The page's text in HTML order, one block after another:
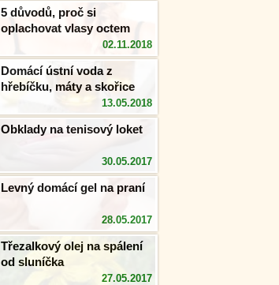
5 důvodů, proč si
oplachovat vlasy octem
02.11.2018
Domácí ústní voda z
hřebíčku, máty a skořice
13.05.2018
Obklady na tenisový loket
30.05.2017
Levný domácí gel na praní
28.05.2017
Třezalkový olej na spálení
od sluníčka
27.05.2017